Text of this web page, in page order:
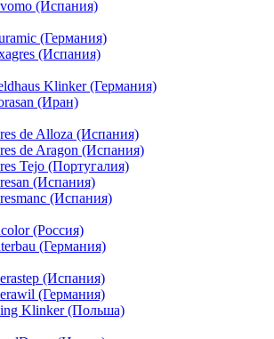
(Испания)
(Германия)
(Испания)
Klinker (Германия)
(Иран)
de Alloza (Испания)
de Aragon (Испания)
Tejo (Португалия)
(Испания)
(Испания)
(Россия)
(Германия)
(Испания)
(Германия)
Klinker (Польша)